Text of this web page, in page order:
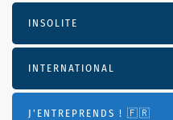
INSOLITE
INTERNATIONAL
J'ENTREPRENDS ! 🇫🇷